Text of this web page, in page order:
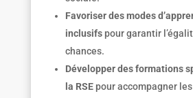
Favoriser des modes d
inclusifspour garantir
chances.
Développer des formations
la RSEpour accompagner